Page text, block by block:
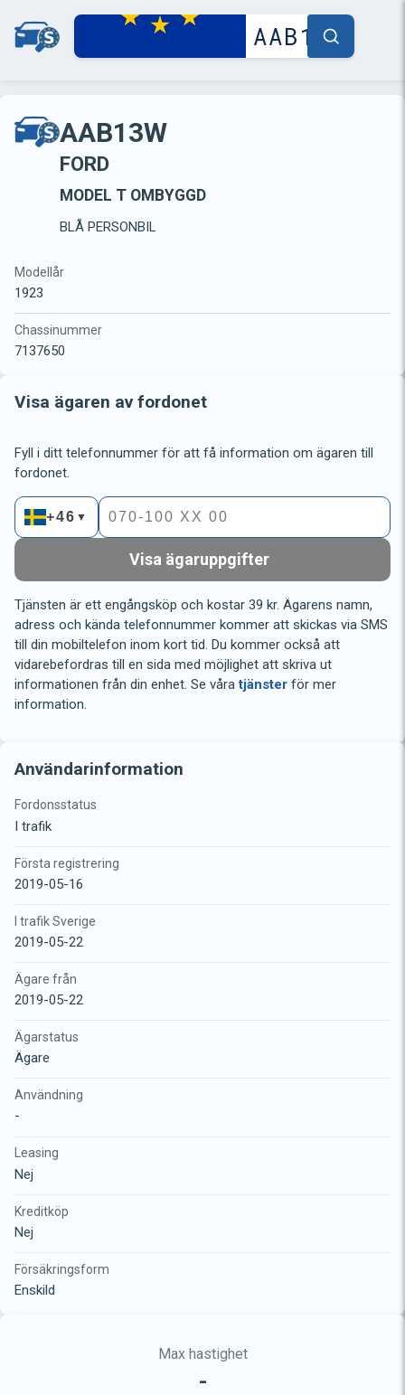
AAB13W
FORD
MODEL T OMBYGGD
BLÅ PERSONBIL
Modellår
1923
Chassinummer
7137650
Visa ägaren av fordonet
Fyll i ditt telefonnummer för att få information om ägaren till
fordonet.
+46 ▼
Visa ägaruppgifter
Tjänsten är ett engångsköp och kostar 39 kr. Ägarens namn,
adress och kända telefonnummer kommer att skickas via SMS
till din mobiltelefon inom kort tid. Du kommer också att
vidarebefordras till en sida med möjlighet att skriva ut
informationen från din enhet. Se våratjänster för mer
information.
Användarinformation
Fordonsstatus
I trafik
Första registrering
2019-05-16
I trafik Sverige
2019-05-22
Ägare från
2019-05-22
Ägarstatus
Ägare
Användning
-
Leasing
Nej
Kreditköp
Nej
Försäkringsform
Enskild
Max hastighet
-